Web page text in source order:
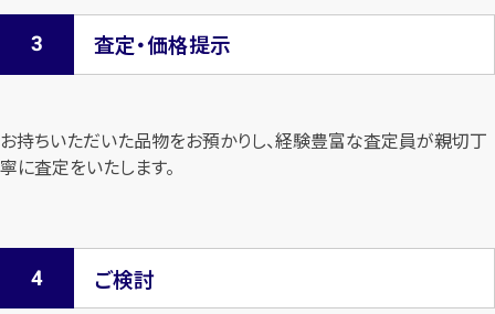
査定・価格提示
お持ちいただいた品物をお預かりし、経験豊富な査定員が親切丁
寧に査定をいたします。
ご検討